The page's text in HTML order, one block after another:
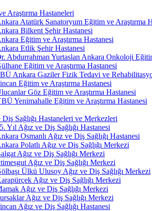
Araştırma Hastaneleri
Atatürk Sanatoryum Eğitim ve Araştırma
Bilkent Şehir Hastanesi
Eğitim ve Araştırma Hastanesi
Etlik Şehir Hastanesi
Abdurrahman Yurtaslan Ankara Onkoloji
Eğitim ve Araştırma Hastanesi
Ankara Gaziler Fizik Tedavi ve
Eğitim ve Araştırma Hastanesi
Göz Eğitim ve Araştırma Hastanesi
Yenimahalle Eğitim ve Araştırma Hastanesi
Diş Sağlığı Hastaneleri ve Merkezleri
Yıl Ağız ve Diş Sağlığı Hastanesi
Osmanlı Ağız ve Diş Sağlığı Hastanesi
Polatlı Ağız ve Diş Sağlığı Merkezi
Ağız ve Diş Sağlığı Merkezi
Ağız ve Diş Sağlığı Merkezi
Ülkü Ulusoy Ağız ve Diş Sağlığı Merkezi
Ağız ve Diş Sağlığı Merkezi
Ağız ve Diş Sağlığı Merkezi
Ağız ve Diş Sağlığı Merkezi
Ağız ve Diş Sağlığı Hastanesi